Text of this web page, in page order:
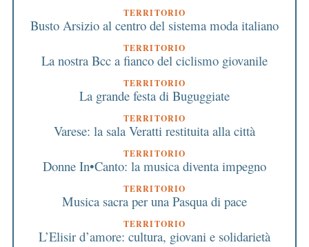
TERRITORIO
Busto Arsizio al centro del sistema moda italiano
TERRITORIO
La nostra Bcc a fianco del ciclismo giovanile
TERRITORIO
La grande festa di Buguggiate
TERRITORIO
Varese: la sala Veratti restituita alla città
TERRITORIO
Donne In•Canto: la musica diventa impegno
TERRITORIO
Musica sacra per una Pasqua di pace
TERRITORIO
L’Elisir d’amore: cultura, giovani e solidarietà